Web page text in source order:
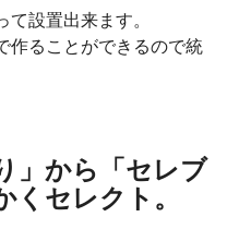
設置出来ます。
作ることができるので統
」から「セレブ
セレクト。